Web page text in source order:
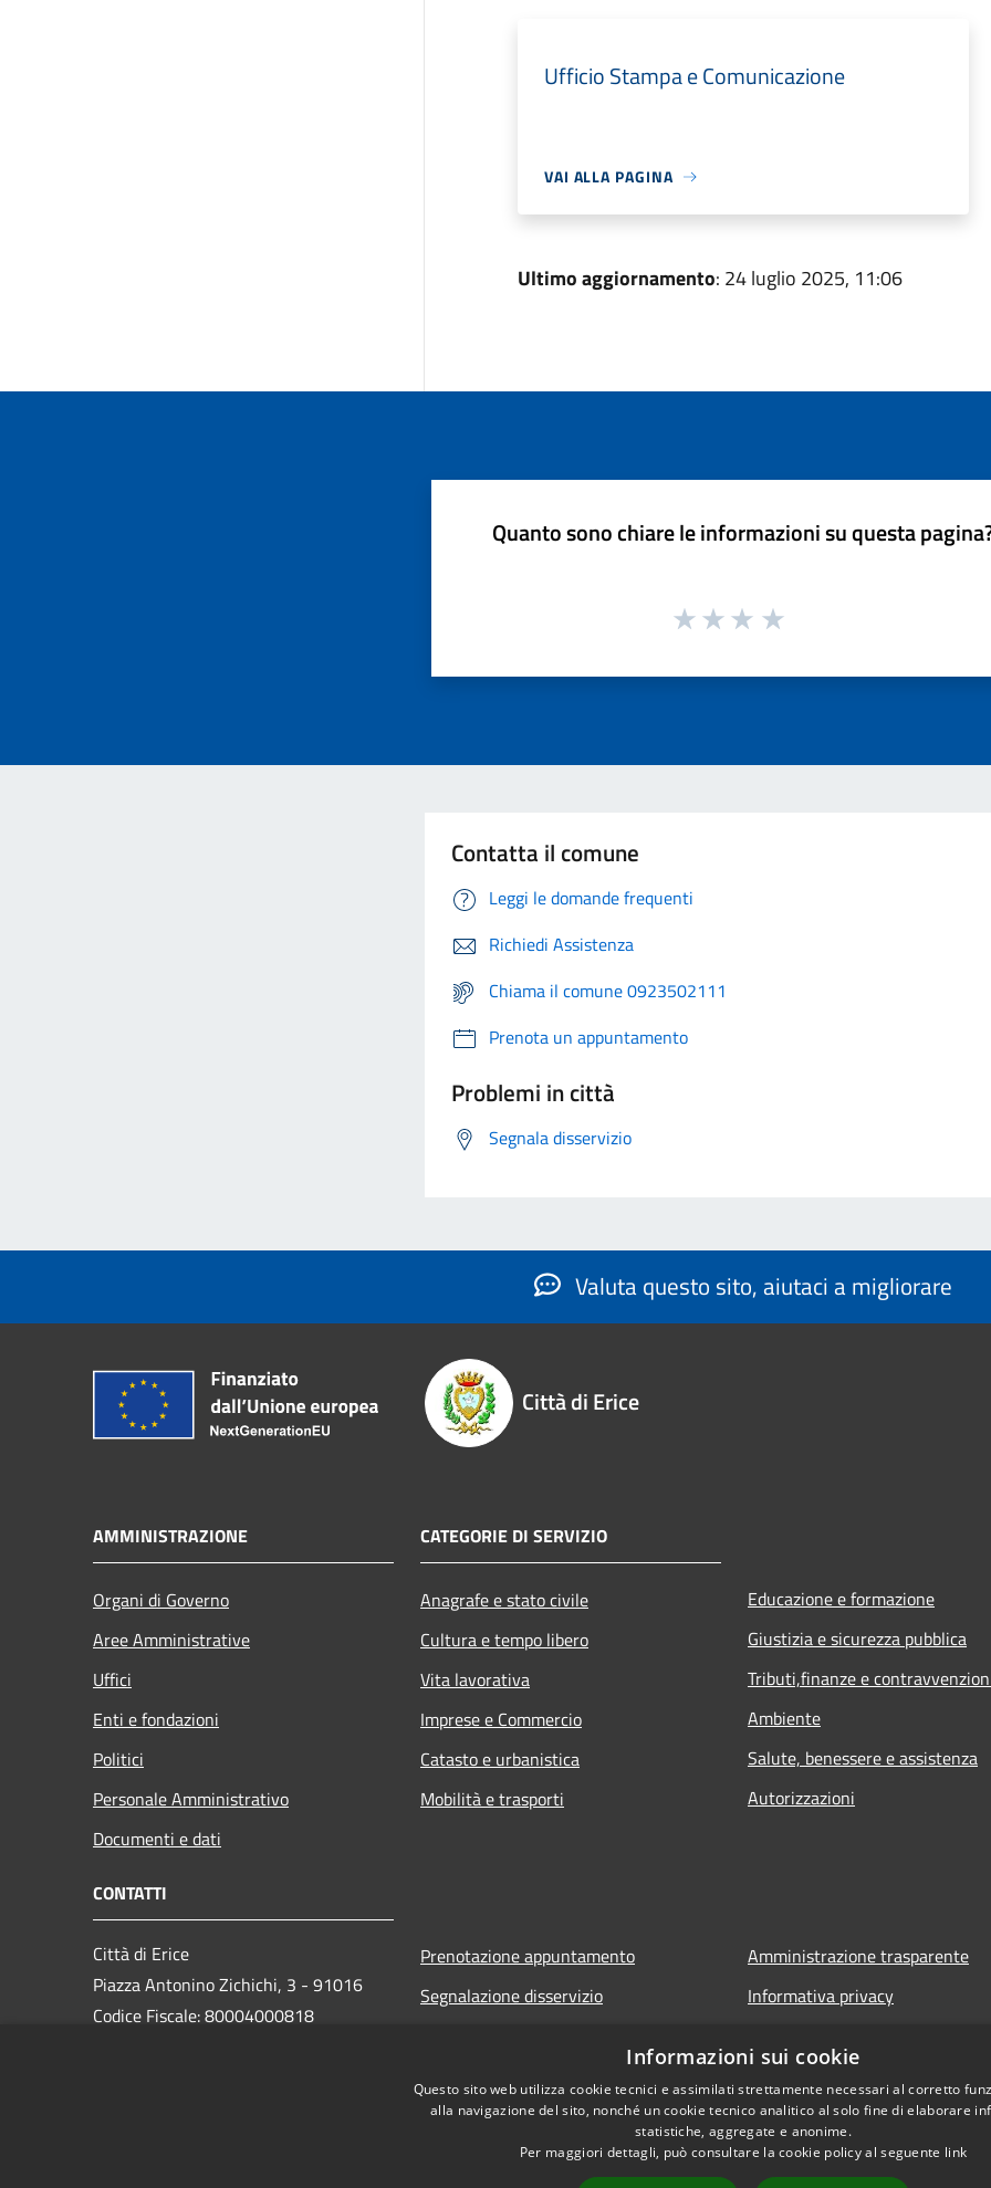
Ufficio Stampa e Comunicazione
VAI ALLA PAGINA
Ultimo aggiornamento: 24 luglio 2025, 11:06
Quanto sono chiare le informazioni su questa
Contatta il comune
Leggi le domande frequenti
Richiedi Assistenza
Chiama il comune 0923502111
Prenota un appuntamento
Problemi in città
Segnala disservizio
Valuta questo sito, aiutaci a migliorare
Città di Erice
AMMINISTRAZIONE
Organi di Governo
Aree Amministrative
Uffici
Enti e fondazioni
Politici
Personale Amministrativo
Documenti e dati
CATEGORIE DI SERVIZIO
Anagrafe e stato civile
Cultura e tempo libero
Vita lavorativa
Imprese e Commercio
Catasto e urbanistica
Mobilità e trasporti
Educazione e formazione
Giustizia e sicurezza pubblica
Tributi,finanze e
Ambiente
Salute, benessere e assistenza
Autorizzazioni
CONTATTI
Città di Erice
Piazza Antonino Zichichi, 3 - 91016
Codice Fiscale: 80004000818
Prenotazione appuntamento
Segnalazione disservizio
Amministrazione trasparente
Informativa privacy
Informazioni sui cookie
Questo sito web utilizza cookie tecnici e assimilati strettamente necessari al corretto
alla navigazione del sito, nonché un cookie tecnico analitico al solo fine di elaborare
statistiche, aggregate e anonime.
Per maggiori dettagli, può consultare la cookie policy al seguente link